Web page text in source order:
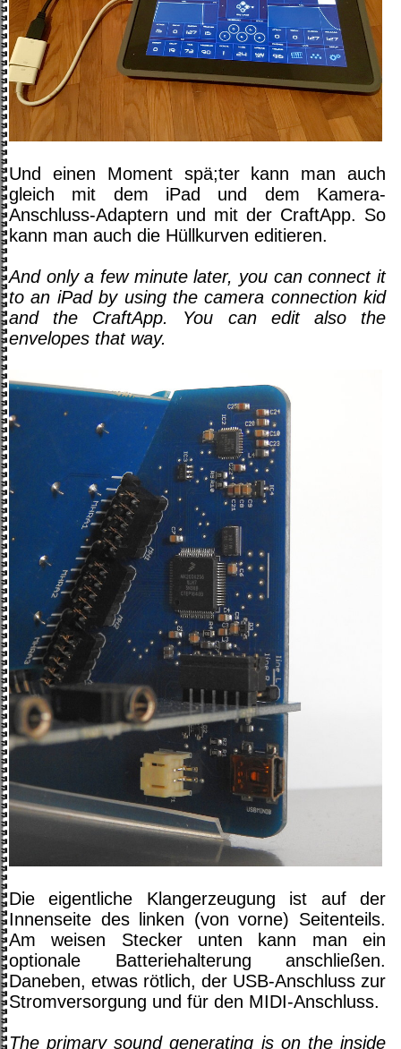
Und einen Moment spä;ter kann man auch
gleich mit dem iPad und dem Kamera-
Anschluss-Adaptern und mit der CraftApp. So
kann man auch die Hüllkurven editieren.
And only a few minute later, you can connect it
to an iPad by using the camera connection kid
and the CraftApp. You can edit also the
envelopes that way.
Die eigentliche Klangerzeugung ist auf der
Innenseite des linken (von vorne) Seitenteils.
Am weisen Stecker unten kann man ein
optionale Batteriehalterung anschließen.
Daneben, etwas rötlich, der USB-Anschluss zur
Stromversorgung und für den MIDI-Anschluss.
The primary sound generating is on the inside